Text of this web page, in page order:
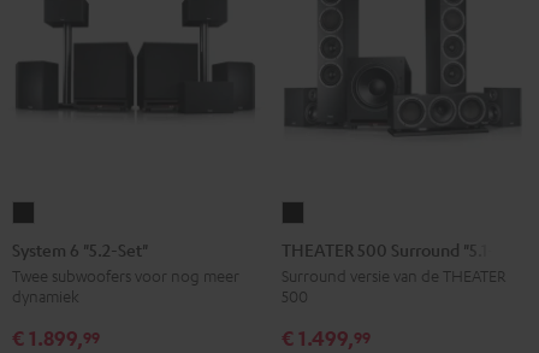
6
"5.2-
Set"
Zwart
System 6 "5.2-Set"
Twee subwoofers voor nog meer
dynamiek
€ 1.899,99
500
Surround
"5.1-
Set"
THEATER 500 Surround "5.1-Set"
Surround versie van de THEATER
500
€ 1.499,99